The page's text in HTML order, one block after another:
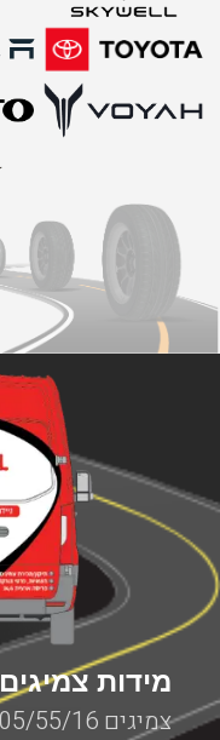
מידות צמיגים
צמיגים 205/55/16